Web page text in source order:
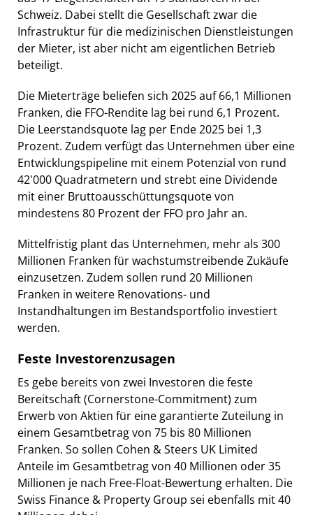
Schweiz. Dabei stellt die Gesellschaft zwar die
Infrastruktur für die medizinischen Dienstleistungen
der Mieter, ist aber nicht am eigentlichen Betrieb
beteiligt.
Die Mieterträge beliefen sich 2025 auf 66,1 Millionen
Franken, die FFO-Rendite lag bei rund 6,1 Prozent.
Die Leerstandsquote lag per Ende 2025 bei 1,3
Prozent. Zudem verfügt das Unternehmen über eine
Entwicklungspipeline mit einem Potenzial von rund
42'000 Quadratmetern und strebt eine Dividende
mit einer Bruttoausschüttungsquote von
mindestens 80 Prozent der FFO pro Jahr an.
Mittelfristig plant das Unternehmen, mehr als 300
Millionen Franken für wachstumstreibende Zukäufe
einzusetzen. Zudem sollen rund 20 Millionen
Franken in weitere Renovations- und
Instandhaltungen im Bestandsportfolio investiert
werden.
Feste Investorenzusagen
Es gebe bereits von zwei Investoren die feste
Bereitschaft (Cornerstone-Commitment) zum
Erwerb von Aktien für eine garantierte Zuteilung in
einem Gesamtbetrag von 75 bis 80 Millionen
Franken. So sollen Cohen & Steers UK Limited
Anteile im Gesamtbetrag von 40 Millionen oder 35
Millionen je nach Free-Float-Bewertung erhalten. Die
Swiss Finance & Property Group sei ebenfalls mit 40